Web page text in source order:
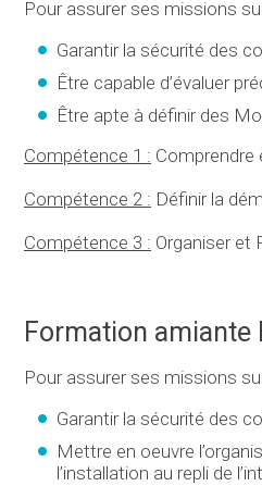
Pour assurer ses missions
Garantir la sécurité des
Être capable d’évaluer
Être apte à définir des
Compétence 1 : Comprendre
Compétence 2 : Définir la
Compétence 3 : Organiser et
Formation
Pour assurer ses missions
Garantir la sécurité des
Mettre en oeuvre
l’installation au repli de